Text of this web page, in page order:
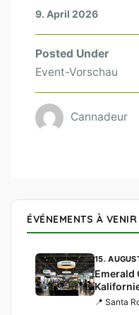
9. April 2026
Posted Under
Event-Vorschau
Cannadeur
ÉVÉNEMENTS À VENIR
15.
Emerald
📍 Santa